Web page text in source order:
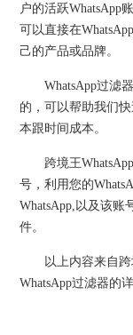
户的活跃WhatsApp
可以直接在
己的产品或品牌。
WhatsApp过滤器
的，可以帮助我们
本跟时间成本。
跨境王WhatsApp
号，利用您的
WhatsApp,以及该账
件。
以上内容来自跨
WhatsApp过滤器的